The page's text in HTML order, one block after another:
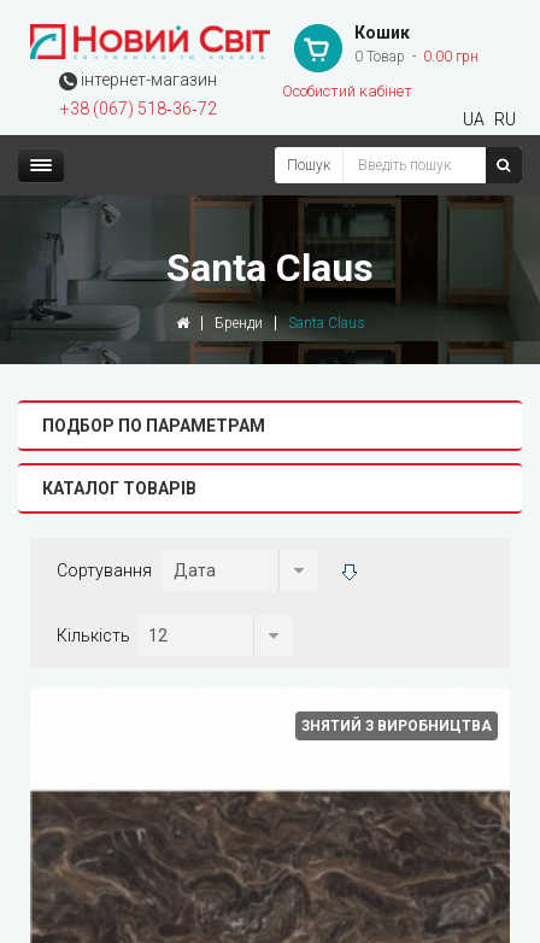
інтернет-магазин
+38 (067) 518‑36‑72
Кошик
0 Товар 0.00 грн
Особистий кабінет
UA RU
Пошук
Santa Claus
Бренди Santa Claus
ПОДБОР ПО ПАРАМЕТРАМ
КАТАЛОГ ТОВАРІВ
Сортування
Кількість
ЗНЯТИЙ З ВИРОБНИЦТВА